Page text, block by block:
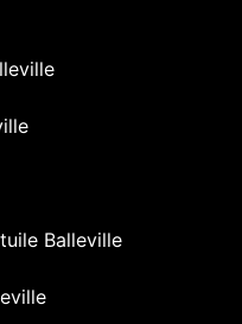
Balleville